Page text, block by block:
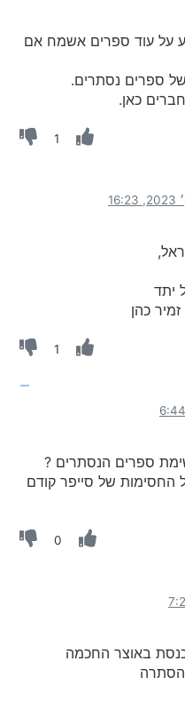
על עוד ספרים אשמח אם
ספרים נסתרים.
כאן.
1
יתד
כהן
1
ספרים הנסתרים ?
החסימות של סייפר קודם
0
באוצר החכמה
הסתרה